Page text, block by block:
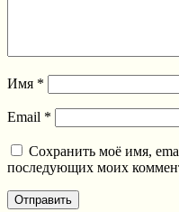
Имя *
Email *
Сохранить моё имя,
последующих моих